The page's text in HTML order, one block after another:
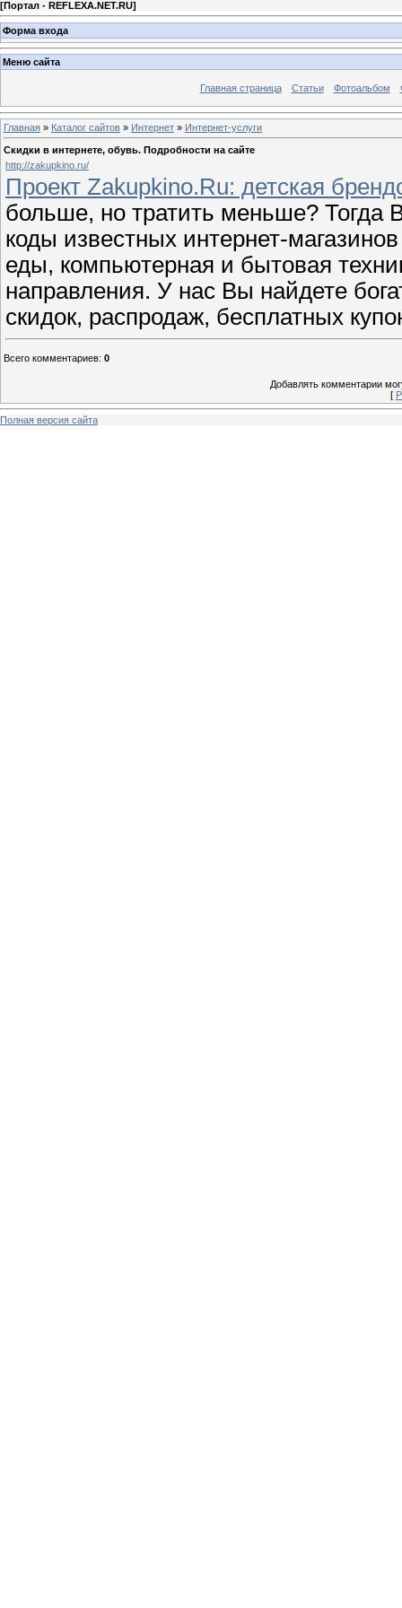
[Портал - REFLEXA.NET.RU]
Форма входа
Меню сайта
Главная страница Статьи Фотоальбом
Главная » Каталог сайтов » Интернет » Интернет-услуги
Скидки в интернете, обувь. Подробности на сайте
http://zakupkino.ru/
Проект Zakupkino.Ru: детская
больше, но тратить меньше? Тогда
коды известных интернет-
еды, компьютерная и бытовая
направления. У нас Вы найдете
скидок, распродаж, бесплатных
Всего комментариев: 0
Добавлять комментарии
[
Полная версия сайта